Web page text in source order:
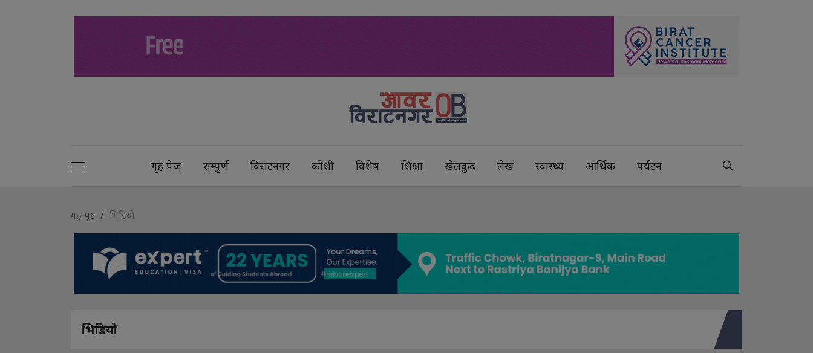
गृह पेज सम्पुर्ण विराटनगर कोशी विशेष शिक्षा खेलकुद लेख स्वास्थ्य आर्थिक पर्यटन
गृह पृष्ट भिडियो
भिडियो